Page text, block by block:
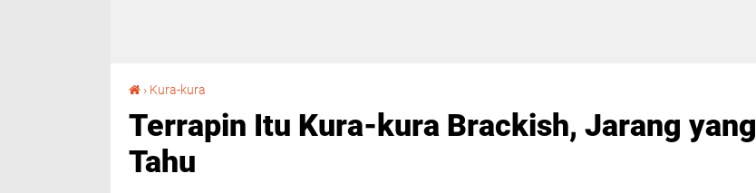
› Kura-kura
Terrapin Itu Kura-kura Brackish, Jarang yang
Tahu